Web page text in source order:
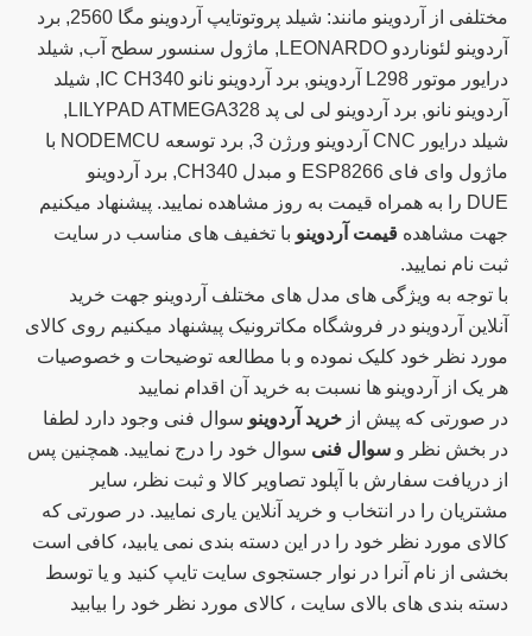
مختلفی از آردوینو مانند: شیلد پروتوتایپ آردوینو مگا 2560, برد
آردوینو لئوناردو LEONARDO, ماژول سنسور سطح آب, شیلد
درایور موتور L298 آردوینو, برد آردوینو نانو IC CH340, شیلد
آردوینو نانو, برد آردوینو لی لی پد LILYPAD ATMEGA328,
شیلد درایور CNC آردوینو ورژن 3, برد توسعه NODEMCU با
ماژول وای فای ESP8266 و مبدل CH340, برد آردوینو
DUE را به همراه قیمت به روز مشاهده نمایید. پیشنهاد میکنیم
جهت مشاهده قیمت آردوینو با تخفیف های مناسب در سایت
ثبت نام نمایید.
با توجه به ویژگی های مدل های مختلف آردوینو جهت خرید
آنلاین آردوینو در فروشگاه مکاترونیک پیشنهاد میکنیم روی کالای
مورد نظر خود کلیک نموده و با مطالعه توضیحات و خصوصیات
هر یک از آردوینو ها نسبت به خرید آن اقدام نمایید
در صورتی که پیش از خرید آردوینو سوال فنی وجود دارد لطفا
در بخش نظر و سوال فنی سوال خود را درج نمایید. همچنین پس
از دریافت سفارش با آپلود تصاویر کالا و ثبت نظر، سایر
مشتریان را در انتخاب و خرید آنلاین یاری نمایید. در صورتی که
کالای مورد نظر خود را در این دسته بندی نمی یابید، کافی است
بخشی از نام آنرا در نوار جستجوی سایت تایپ کنید و یا توسط
دسته بندی های بالای سایت ، کالای مورد نظر خود را بیابید